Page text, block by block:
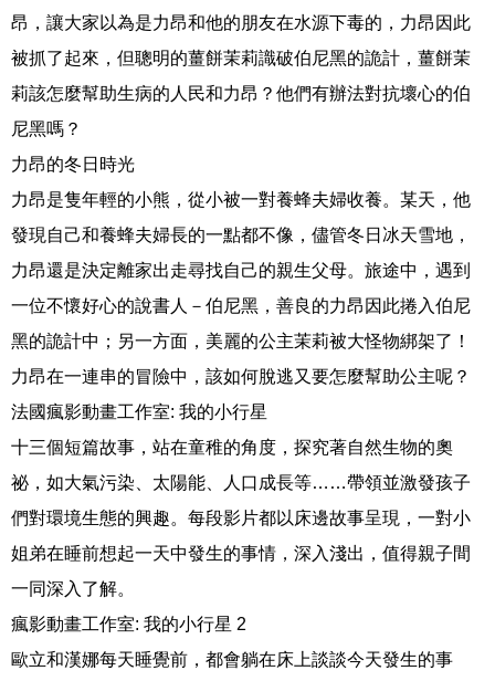
昂，讓大家以為是力昂和他的朋友在水源下毒的，力昂因此
被抓了起來，但聰明的薑餅茉莉識破伯尼黑的詭計，薑餅茉
莉該怎麼幫助生病的人民和力昂？他們有辦法對抗壞心的伯
尼黑嗎？
力昂的冬日時光
力昂是隻年輕的小熊，從小被一對養蜂夫婦收養。某天，他
發現自己和養蜂夫婦長的一點都不像，儘管冬日冰天雪地，
力昂還是決定離家出走尋找自己的親生父母。旅途中，遇到
一位不懷好心的說書人－伯尼黑，善良的力昂因此捲入伯尼
黑的詭計中；另一方面，美麗的公主茉莉被大怪物綁架了！
力昂在一連串的冒險中，該如何脫逃又要怎麼幫助公主呢？
法國瘋影動畫工作室: 我的小行星
十三個短篇故事，站在童稚的角度，探究著自然生物的奧
祕，如大氣污染、太陽能、人口成長等……帶領並激發孩子
們對環境生態的興趣。每段影片都以床邊故事呈現，一對小
姐弟在睡前想起一天中發生的事情，深入淺出，值得親子間
一同深入了解。
瘋影動畫工作室: 我的小行星 2
歐立和漢娜每天睡覺前，都會躺在床上談談今天發生的事